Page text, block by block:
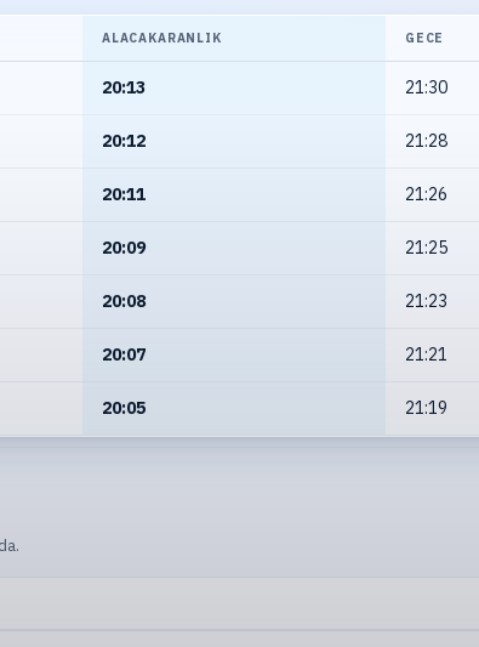
ALACAKARANLIK GECE
20:13 21:30
20:12 21:28
20:11 21:26
20:09 21:25
20:08 21:23
20:07 21:21
20:05 21:19